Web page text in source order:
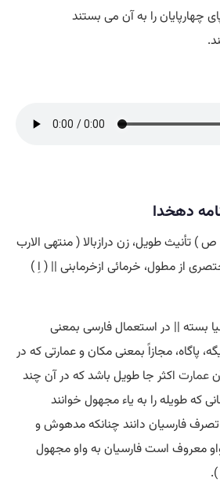
دهخدا
تأنیث طویل، زن درازبالا ( منتهی الارب
از مطول، خرمائی ازخرمابنی || ( اِ )
بسته || در استعمال فارسی بمعنی
پاگاه، مجازاً بمعنی مکان و عمارتی که در
عمارت اکثر جا طویل باشد که در آن چند
که طویله را به یاء مجهول خوانند
فارسیان دانند چنانکه مدهوش و
معروف است فارسیان به واو مجهول